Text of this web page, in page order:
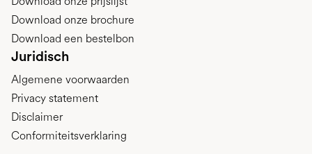
Download onze brochure
Download een bestelbon
Juridisch
Algemene voorwaarden
Privacy statement
Disclaimer
Conformiteitsverklaring